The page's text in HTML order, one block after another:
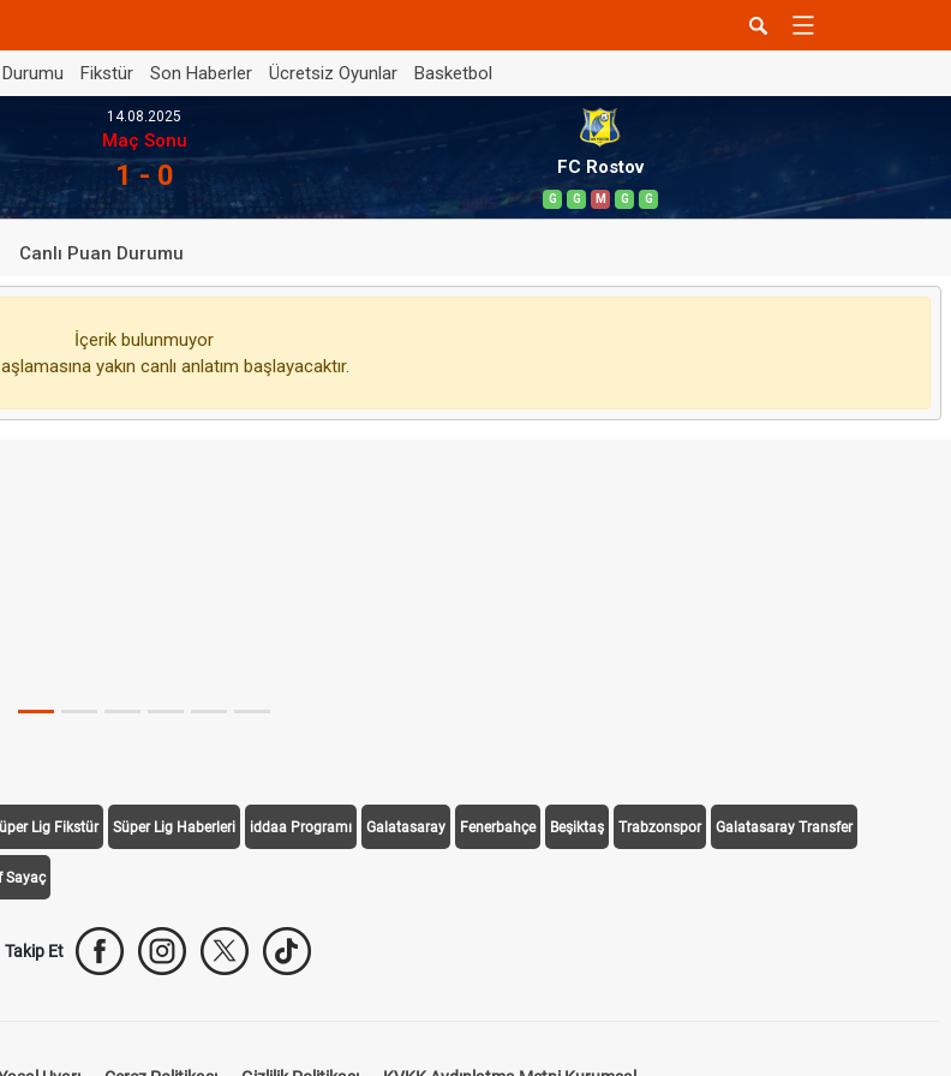
Fikstür Son Haberler Ücretsiz Oyunlar Basketbol
14.08.2025
Maç Sonu
1 - 0 FC Rostov
G G M G G
Canlı Puan Durumu
İçerik bulunmuyor
yakın canlı anlatım başlayacaktır.
Lig Fikstür Süper Lig Haberleri iddaa Programı Galatasaray Fenerbahçe Beşiktaş Trabzonspor Galatasaray Transfer
Sayaç
Takip Et